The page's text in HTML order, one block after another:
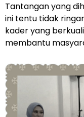
Tantangan yang
ini tentu tidak
kader yang
membantu